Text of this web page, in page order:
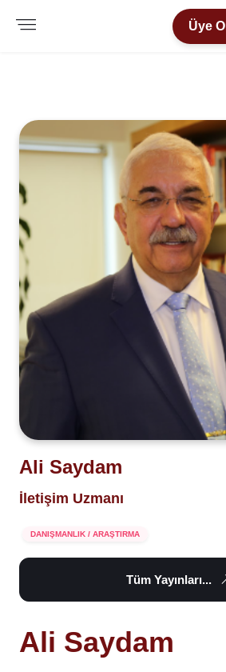
Üye Ol
Ali Saydam
İletişim Uzmanı
DANIŞMANLIK / ARAŞTIRMA
Tüm Yayınları...
Ali Saydam